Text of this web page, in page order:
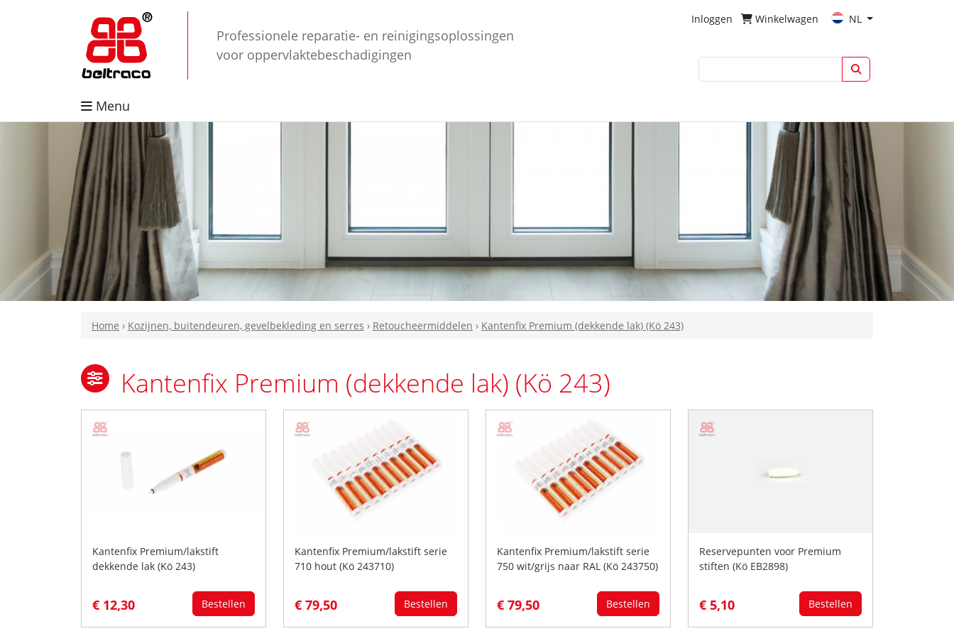
Professionele reparatie- en reinigingsoplossingen
voor oppervlaktebeschadigingen
Inloggen Winkelwagen NL
Menu
Home › Kozijnen, buitendeuren, gevelbekleding en serres › Retoucheermiddelen › Kantenfix Premium (dekkende lak) (Kö 243)
Kantenfix Premium (dekkende lak) (Kö 243)
Kantenfix Premium/lakstift
dekkende lak (Kö 243)
€ 12,30 Bestellen
Kantenfix Premium/lakstift serie
710 hout (Kö 243710)
€ 79,50 Bestellen
Kantenfix Premium/lakstift serie
750 wit/grijs naar RAL (Kö 243750)
€ 79,50 Bestellen
Reservepunten voor Premium
stiften (Kö EB2898)
€ 5,10 Bestellen